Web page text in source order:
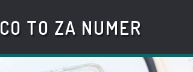
CO TO ZA NUMER